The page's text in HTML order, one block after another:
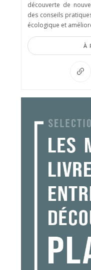
découverte de
des conseils
écologique et
À